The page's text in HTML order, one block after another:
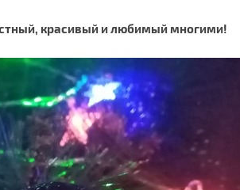
красивый и любимый многими!